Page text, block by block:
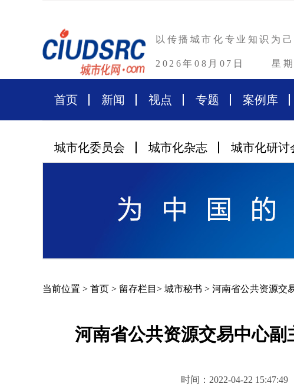
以传播城市化专业知识为己
2026年08月07日 星
首页 新闻 视点 专题 案例库
城市化委员会 城市化杂志 城市化研讨
当前位置 > 首页 > 留存栏目 > 城市秘书 > 河南省公共资源交
河南省公共资源交易中心
时间：2022-04-22